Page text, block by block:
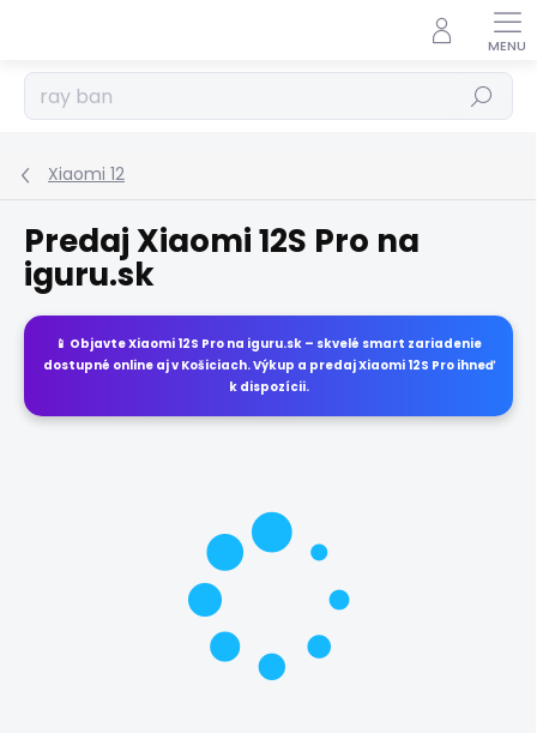
Hľadať
Xiaomi 12
Predaj Xiaomi 12S Pro na
iguru.sk
📱 ObjavteXiaomi 12S Pro na iguru.sk – skvelé smart zariadenie
dostupné online aj v Košiciach. Výkup a predajXiaomi 12S Proihneď
k dispozícii.